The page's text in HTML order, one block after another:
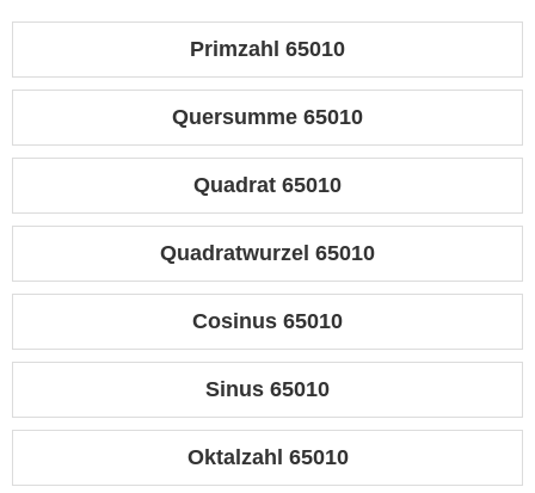
Primzahl 65010
Quersumme 65010
Quadrat 65010
Quadratwurzel 65010
Cosinus 65010
Sinus 65010
Oktalzahl 65010